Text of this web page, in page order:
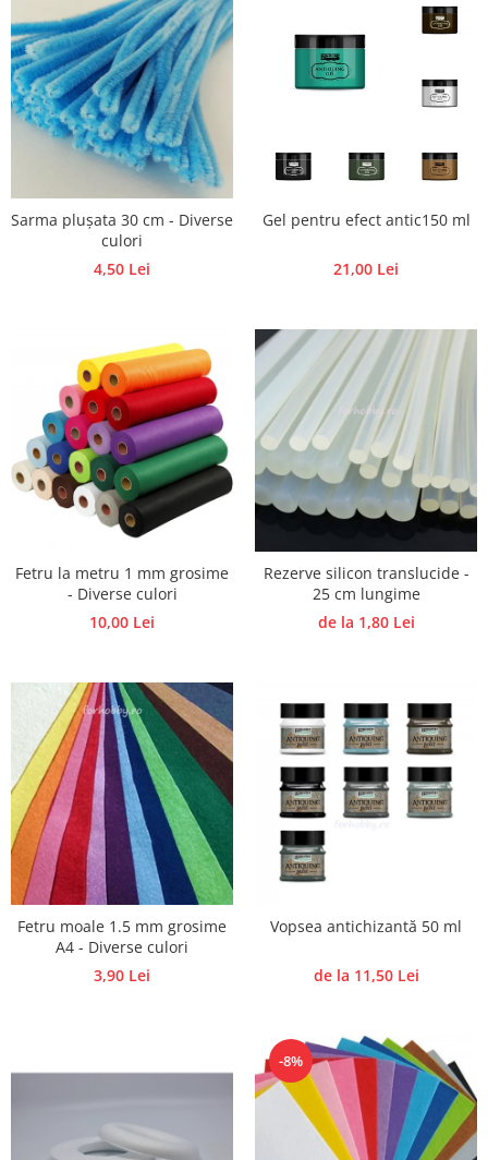
Traforaj, pirogravura
Ustensile
Polistiren
Ceramica
Accesorii floristica
Plante uscate
Materiale textile
Articole din bumbac
Design cofetarie
Forme pentru turnat ciocolata
Mozaic
Pictura pe fata si corp
Vopsea pentru fata si corp
Accesorii pictura pe fata
Sarma plușata 30 cm - Diverse
culori
4,50 Lei
Gel pentru efect antic150 ml
21,00 Lei
Fetru la metru 1 mm grosime
- Diverse culori
10,00 Lei
Rezerve silicon translucide -
25 cm lungime
de la 1,80 Lei
Fetru moale 1.5 mm grosime
A4 - Diverse culori
3,90 Lei
Vopsea antichizantă 50 ml
de la 11,50 Lei
-8%